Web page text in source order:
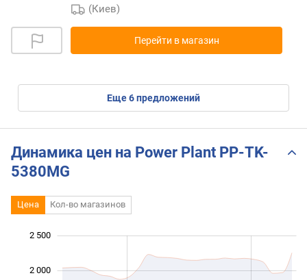
(Киев)
Перейти в магазин
eще6предложений
Динамика цен на Power Plant PP-TK-
5380MG
Цена Кол-во магазинов
2 000
2 500